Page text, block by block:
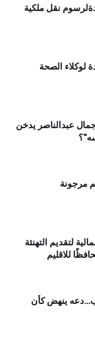
نقل ملكية
لوكلاء الصحة
عبدالناصر يدخن
مرجونة
لتقديم التهنئة
للاقليم
ينهض كأن